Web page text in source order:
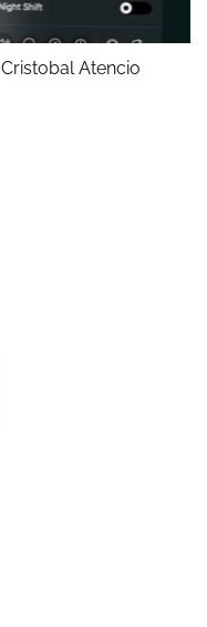
Cristobal Atencio